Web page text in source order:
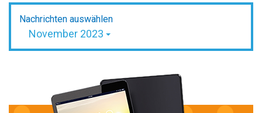
Nachrichten auswählen
November 2023